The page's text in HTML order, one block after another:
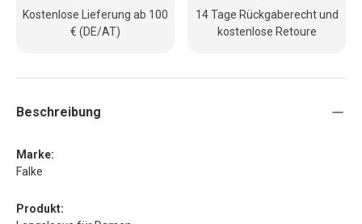
Kostenlose Lieferung ab 100
€ (DE/AT)
14 Tage Rückgaberecht und
kostenlose Retoure
Beschreibung
Marke:
Falke
Produkt: